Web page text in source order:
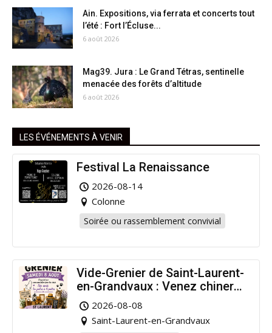
Ain. Expositions, via ferrata et concerts tout
l’été : Fort l’Écluse...
6 août 2026
Mag39. Jura : Le Grand Tétras, sentinelle
menacée des forêts d’altitude
6 août 2026
LES ÉVÉNEMENTS À VENIR
Festival La Renaissance
2026-08-14
Colonne
Soirée ou rassemblement convivial
Vide-Grenier de Saint-Laurent-
en-Grandvaux : Venez chiner
pour la bonne cause !
2026-08-08
Saint-Laurent-en-Grandvaux